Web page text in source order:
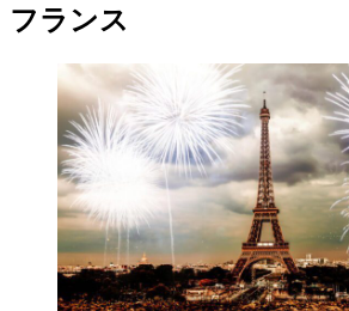
フランス